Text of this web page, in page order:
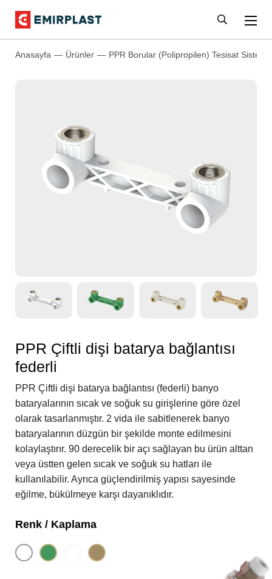
Anasayfa Ürünler PPR Borular (Polipropilen) Tesisat
PPR Çiftli dişi batarya bağlantısı
federli
PPR Çiftli dişi batarya bağlantısı (federli) banyo
bataryalarının sıcak ve soğuk su girişlerine göre özel
olarak tasarlanmıştır. 2 vida ile sabitlenerek banyo
bataryalarının düzgün bir şekilde monte edilmesini
kolaylaştırır. 90 derecelik bir açı sağlayan bu ürün alttan
veya üstten gelen sıcak ve soğuk su hatları ile
kullanılabilir. Ayrıca güçlendirilmiş yapısı sayesinde
eğilme, bükülmeye karşı dayanıklıdır.
Renk / Kaplama